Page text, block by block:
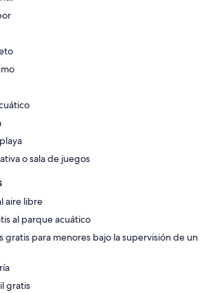
o sala de juegos
aire libre
al parque acuático
gratis para menores bajo la supervisión de un
gratis